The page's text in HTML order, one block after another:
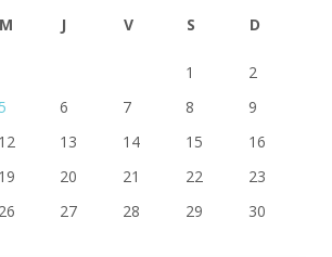
M J V S D
1
2
5 6 7 8
9
12 13 14 15
16
19 20 21 22
23
26 27 28 29
30